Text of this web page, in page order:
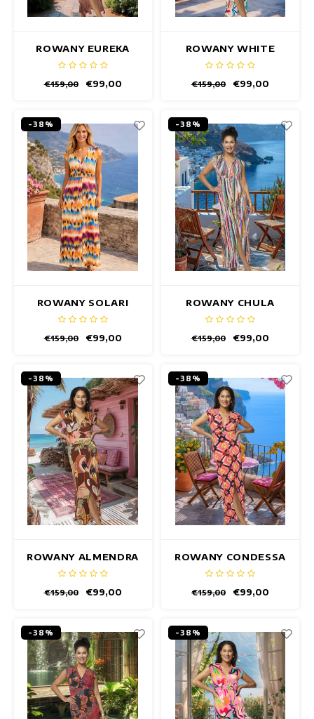
ROWANY EUREKA
JURK
€159,00 €99,00
ROWANY WHITE
FIESTA JURK
€159,00 €99,00
-38%
ROWANY SOLARI
JURK
€159,00 €99,00
-38%
ROWANY CHULA
JURK
€159,00 €99,00
-38%
ROWANY ALMENDRA
JURK
€159,00 €99,00
-38%
ROWANY CONDESSA
JURK
€159,00 €99,00
-38% -38%